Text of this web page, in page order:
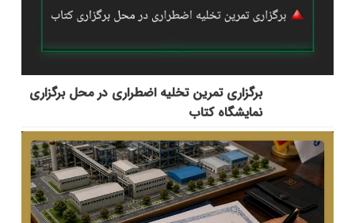
برگزاری تمرین تخلیه اضطراری در محل برگزاری
نمایشگاه کتاب